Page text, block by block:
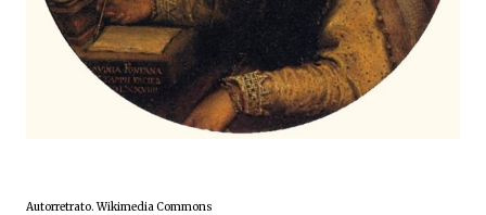
Autorretrato. Wikimedia Commons